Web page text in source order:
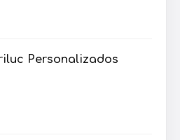
Personalizados